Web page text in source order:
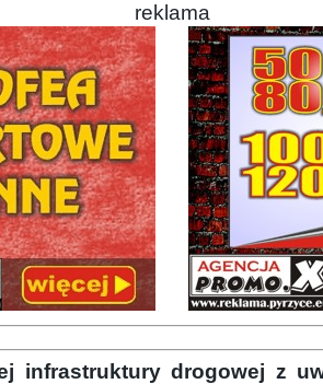
reklama
infrastruktury drogowej z